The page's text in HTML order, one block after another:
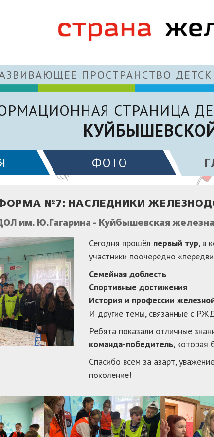
ПРОСТРАНСТВО
СТРАНИЦА
ФОТО
№7: НАСЛЕДНИКИ
им. Ю.Гагарина - Куйбышевская
Сегодня прошёл первый тур, в
участники поочерёдно
Семейная доблесть
Спортивные достижения
История и профессии
И другие темы, связанные с
Ребята показали отличные
команда-победитель, которая
Спасибо всем за азарт,
поколение!